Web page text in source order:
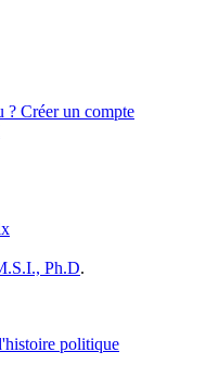
? Créer un compte
Ph.D.
politique